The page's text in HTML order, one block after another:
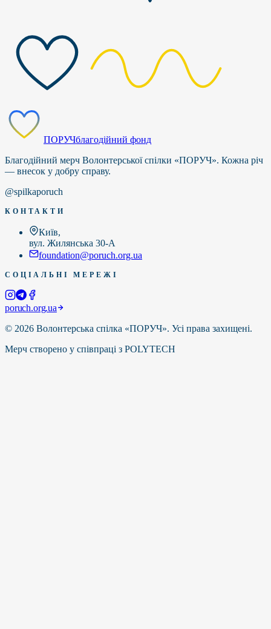
ПОРУЧблагодійний фонд
Благодійний мерч Волонтерської спілки «ПОРУЧ». Кожна річ
— внесок у добру справу.
@spilkaporuch
КОНТАКТИ
Київ,
вул. Жилянська 30-А
foundation@poruch.org.ua
СОЦІАЛЬНІ МЕРЕЖІ
poruch.org.ua
© 2026 Волонтерська спілка «ПОРУЧ». Усі права захищені.
Мерч створено у співпраці з POLYTECH